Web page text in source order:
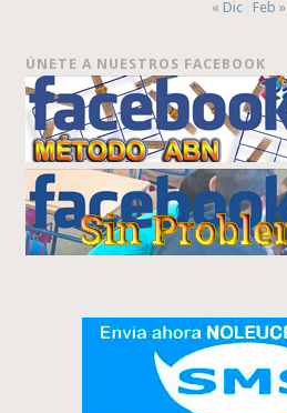
« Dic Feb »
ÚNETE A NUESTROS FACEBOOK